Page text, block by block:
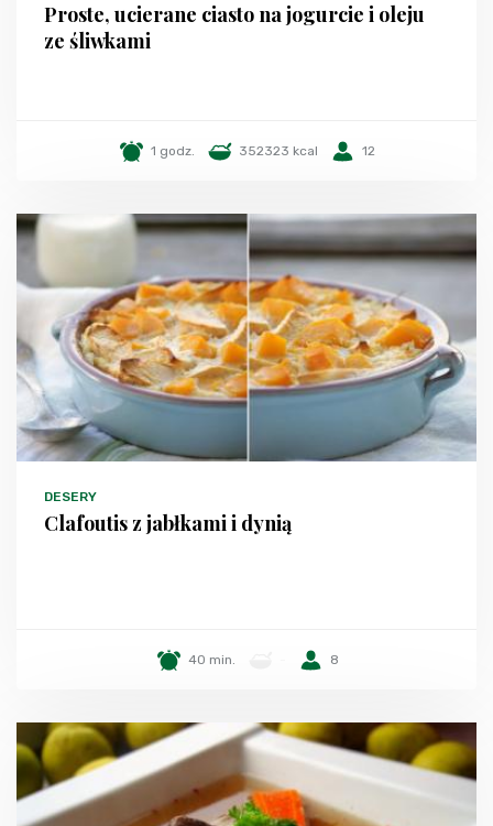
Proste, ucierane ciasto na jogurcie i oleju
ze śliwkami
1 godz. 352323 kcal 12
DESERY
Clafoutis z jabłkami i dynią
40 min. 8